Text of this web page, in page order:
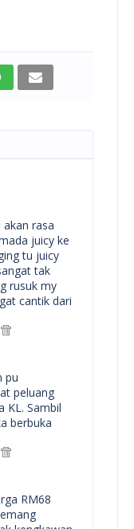
rasa
juicy ke
tu juicy
tak
rusuk my
cantik dari
pu
peluang
KL. Sambil
berbuka
RM68